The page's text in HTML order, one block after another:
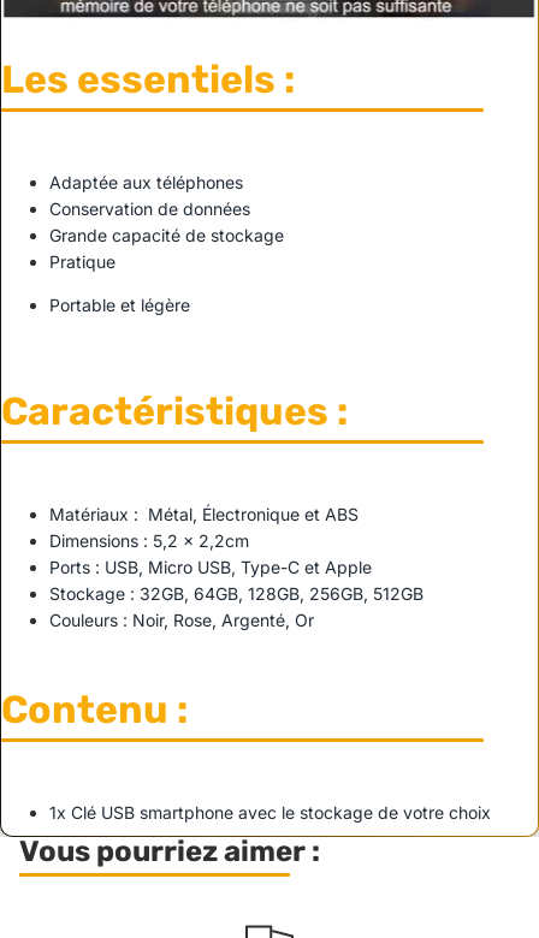
Les essentiels :
Adaptée aux téléphones
Conservation de données
Grande capacité de stockage
Pratique
Portable et légère
Caractéristiques :
Matériaux : Métal, Électronique et ABS
Dimensions : 5,2 x 2,2cm
Ports : USB, Micro USB, Type-C et Apple
Stockage : 32GB, 64GB, 128GB, 256GB, 512GB
Couleurs : Noir, Rose, Argenté, Or
Contenu :
1x Clé USB smartphone avec le stockage de votre choix
Vous pourriez aimer :